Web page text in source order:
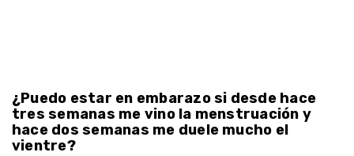
¿Puedo estar en embarazo si desde hace
tres semanas me vino la menstruación y
hace dos semanas me duele mucho el
vientre?